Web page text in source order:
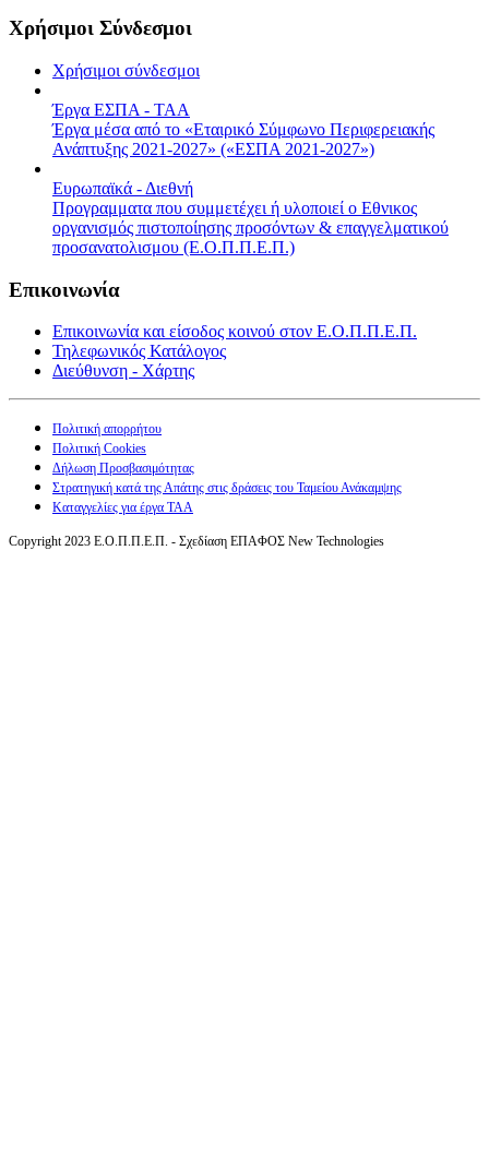
Χρήσιμοι Σύνδεσμοι
Χρήσιμοι σύνδεσμοι
Έργα ΕΣΠΑ - ΤΑΑ
Έργα μέσα από το «Εταιρικό Σύμφωνο Περιφερειακής
Ανάπτυξης 2021-2027» («ΕΣΠΑ 2021-2027»)
Ευρωπαϊκά - Διεθνή
Προγραμματα που συμμετέχει ή υλοποιεί ο Εθνικος
οργανισμός πιστοποίησης προσόντων & επαγγελματικού
προσανατολισμου (Ε.Ο.Π.Π.Ε.Π.)
Επικοινωνία
Επικοινωνία και είσοδος κοινού στον Ε.Ο.Π.Π.Ε.Π.
Τηλεφωνικός Κατάλογος
Διεύθυνση - Χάρτης
Πολιτική απορρήτου
Πολιτική Cookies
Δήλωση Προσβασιμότητας
Στρατηγική κατά της Απάτης στις δράσεις του Ταμείου Ανάκαμψης
Καταγγελίες για έργα ΤΑΑ
Copyright 2023 Ε.Ο.Π.Π.Ε.Π. - Σχεδίαση ΕΠΑΦΟΣ New Technologies